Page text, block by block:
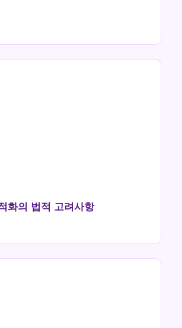
화의 법적 고려사항